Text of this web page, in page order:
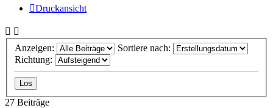
Druckansicht
Anzeigen:
Sortiere nach:
Richtung:
27 Beiträge